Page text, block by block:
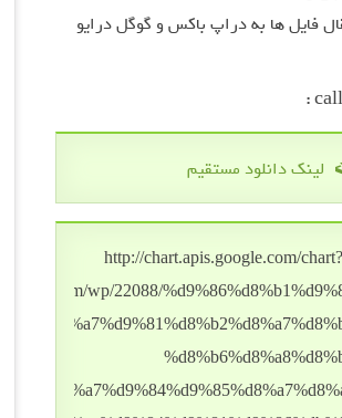
فایل ها به دراپ باکس و گوگل درایو
لینک دانلود مستقیم